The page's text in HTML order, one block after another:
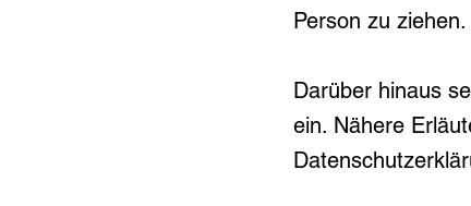
Person zu ziehen.
Darüber hinaus
ein. Nähere